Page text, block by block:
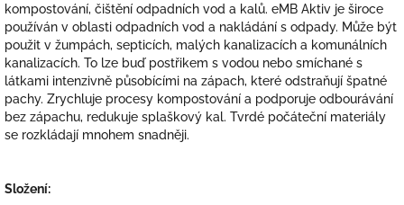
kompostování, čištění odpadních vod a kalů. eMB Aktiv je široce
používán v oblasti odpadních vod a nakládání s odpady. Může být
použit v žumpách, septicích, malých kanalizacích a komunálních
kanalizacích. To lze buď postřikem s vodou nebo smíchané s
látkami intenzivně působícími na zápach, které odstraňují špatné
pachy. Zrychluje procesy kompostování a podporuje odbourávání
bez zápachu, redukuje splaškový kal. Tvrdé počáteční materiály
se rozkládají mnohem snadněji.
Složení: